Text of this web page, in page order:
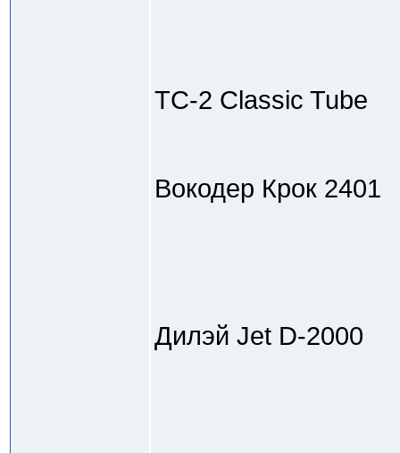
TC-2 Classic Tube
Вокодер Крок 2401
Дилэй Jet D-2000